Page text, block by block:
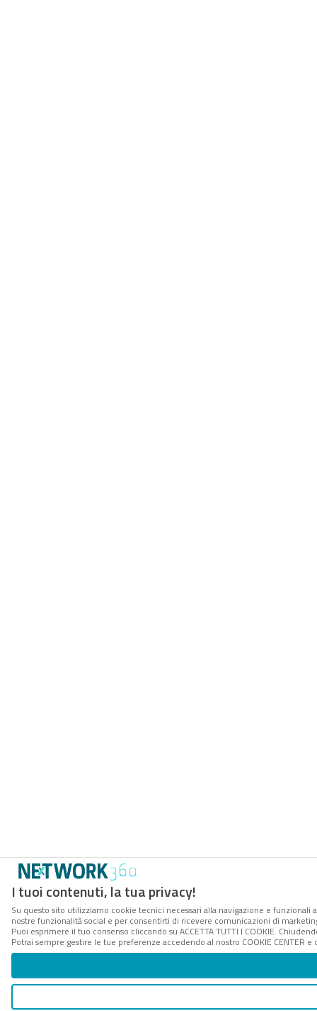
I tuoi contenuti, la tua privacy!
Su questo sito utilizziamo cookie tecnici necessari alla navigazione e
nostre funzionalità social e per consentirti di ricevere comunicazioni di
Puoi esprimere il tuo consenso cliccando su ACCETTA TUTTI I COOKIE.
Potrai sempre gestire le tue preferenze accedendo al nostro COOKIE